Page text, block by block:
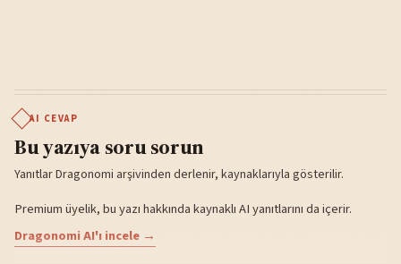
AI CEVAP
Bu yazıya soru sorun
Yanıtlar Dragonomi arşivinden derlenir, kaynaklarıyla gösterilir.
Premium üyelik, bu yazı hakkında kaynaklı AI yanıtlarını da içerir.
Dragonomi AI'ı incele →